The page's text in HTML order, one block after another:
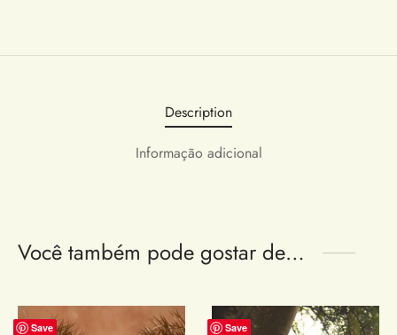
Description
Informação adicional
Você também pode gostar de…
Save Save